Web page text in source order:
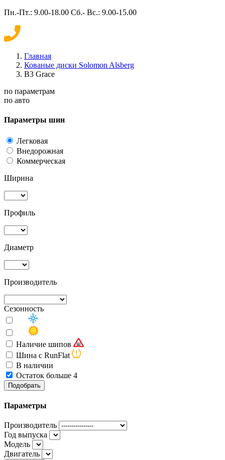
Пн.-Пт.: 9.00-18.00 Сб.- Вс.: 9.00-15.00
Главная
Кованые диски Solomon Alsberg
B3 Grace
по параметрам
по авто
Параметры шин
Легковая
Внедорожная
Коммерческая
Ширина
Профиль
Диаметр
Производитель
Сезонность
Наличие шипов
Шина с RunFlat
В наличии
Остаток больше 4
Подобрать
Параметры
Производитель
Год выпуска
Модель
Двигатель